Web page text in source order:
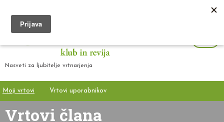
Nasveti za ljubitelje vrtnarjenja
Moji vrtovi Vrtovi uporabnikov
Vrtovi člana